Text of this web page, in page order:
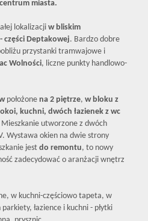
miasta.
lokalizacjiw bliskim
części Deptakowej. Bardzo dobre
przystanki tramwajowe i
Wolności, liczne punkty handlowo-
położone na 2 piętrze, w bloku z
kuchni, dwóch łazienek z wc
Mieszkanie utworzone z dwóch
Wystawa okien na dwie strony
jest do remontu, to nowy
zadecydować o aranżacji wnętrz
w kuchni-częściowo tapeta, w
łazience i kuchni - płytki